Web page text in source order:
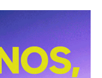
si eso no fuera pan
sus post con un